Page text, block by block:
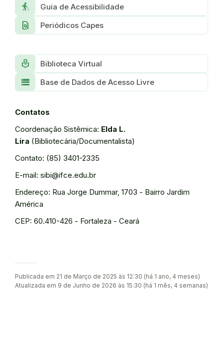
blind Guia de Acessibilidade
find_in_page Periódicos Capes
local_library Biblioteca Virtual
storage Base de Dados de Acesso Livre
Contatos
Coordenação Sistêmica: Elda L.
Lira (Bibliotecária/Documentalista)
Contato: (85) 3401-2335
E-mail: sibi@ifce.edu.br
Endereço: Rua Jorge Dummar, 1703 - Bairro Jardim
América
CEP: 60.410-426 - Fortaleza - Ceará
Publicada em 21 de Março de 2025 às 12:30 (há 1 ano, 4 meses)
Atualizada em 9 de Junho de 2026 às 15:30 (há 1 mês, 4 semanas)